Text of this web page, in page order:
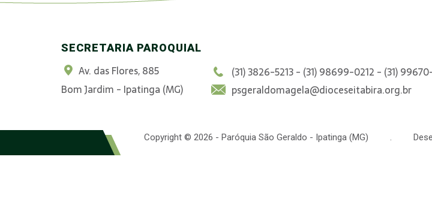
SECRETARIA PAROQUIAL
Av. das Flores, 885
Bom Jardim - Ipatinga (MG)
(31) 3826-5213 - (31) 98699-0212 - (31)
psgeraldomagela@dioceseitabira.org.br
Copyright © 2026 - Paróquia São Geraldo - Ipatinga (MG) .